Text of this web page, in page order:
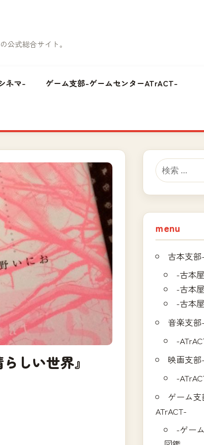
公式総合サイト。
ネマ- ゲーム支部-ゲームセンターATrACT-
しい世界』
menu
古本支部
-古本
-古本
-古本
音楽支部
-
映画支部
-
ゲーム
ATrACT-
-ゲー